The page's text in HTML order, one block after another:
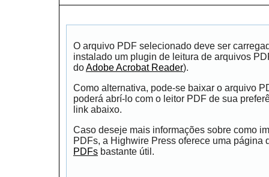
O arquivo PDF selecionado deve ser
instalado um plugin de leitura de arquivos
doAdobe Acrobat Reader).
Como alternativa, pode-se baixar o arquivo
poderá abrí-lo com o leitor PDF de sua
link abaixo.
Caso deseje mais informações sobre como
PDFs, a Highwire Press oferece uma página
PDFs bastante útil.